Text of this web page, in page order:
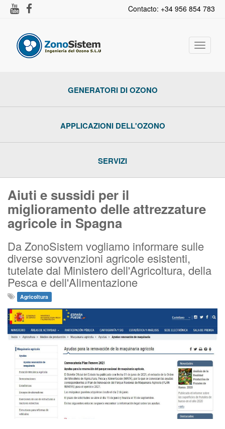
Contacto: +34 956 854 783
Toggle
GENERATORI DI OZONO
APPLICAZIONI DELL'OZONO
SERVIZI
Aiuti e sussidi per il
miglioramento delle attrezzature
agricole in Spagna
Da ZonoSistem vogliamo informare sulle
diverse sovvenzioni agricole esistenti,
tutelate dal Ministero dell'Agricoltura, della
Pesca e dell'Alimentazione
Agricoltura